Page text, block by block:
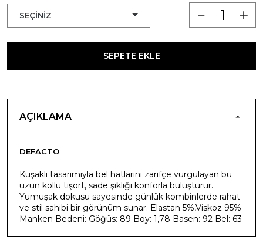
SEPETE EKLE
AÇIKLAMA
DEFACTO
Kuşaklı tasarımıyla bel hatlarını zarifçe vurgulayan bu
uzun kollu tişört, sade şıklığı konforla buluşturur.
Yumuşak dokusu sayesinde günlük kombinlerde rahat
ve stil sahibi bir görünüm sunar. Elastan 5%,Viskoz 95%
Manken Bedeni: Göğüs: 89 Boy: 1,78 Basen: 92 Bel: 63